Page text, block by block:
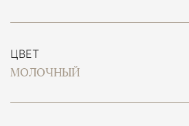
ЦВЕТ
МОЛОЧНЫЙ